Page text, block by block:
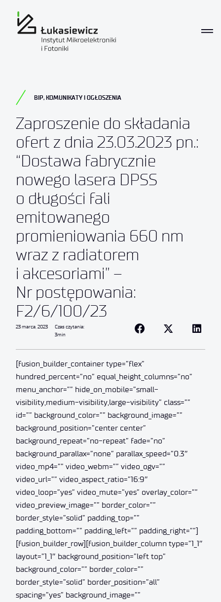
BIP, KOMUNIKATY I OGŁOSZENIA
Zaproszenie do składania
ofert z dnia 23.03.2023 pn.:
“Dostawa fabrycznie
nowego lasera DPSS
o długości fali
emitowanego
promieniowania 660 nm
wraz z radiatorem
i akcesoriami” –
Nr postępowania:
F2/6/100/23
23 marca, 2023
Czas czytania:
3min
[fusion_builder_container type=”flex”
hundred_percent=”no” equal_height_columns=”no”
menu_anchor=”” hide_on_mobile=”small-
visibility,medium-visibility,large-visibility” class=””
id=”” background_color=”” background_image=””
background_position=”center center”
background_repeat=”no-repeat” fade=”no”
background_parallax=”none” parallax_speed=”0.3″
video_mp4=”” video_webm=”” video_ogv=””
video_url=”” video_aspect_ratio=”16:9″
video_loop=”yes” video_mute=”yes” overlay_color=””
video_preview_image=”” border_color=””
border_style=”solid” padding_top=””
padding_bottom=”” padding_left=”” padding_right=””]
[fusion_builder_row][fusion_builder_column type=”1_1″
layout=”1_1″ background_position=”left top”
background_color=”” border_color=””
border_style=”solid” border_position=”all”
spacing=”yes” background_image=””